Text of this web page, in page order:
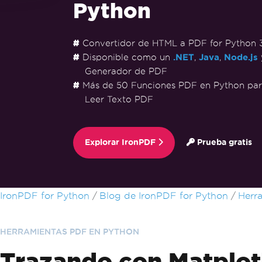
Python
Convertidor de HTML a PDF for Python
Disponible como un .NET, Java, Node.js
Generador de PDF
Más de 50 Funciones PDF en Python
Leer Texto PDF
Explorar IronPDF Prueba gratis
Saltar al pie de página
IronPDF for Python Blog de IronPDF for Python
HERRAMIENTAS PDF EN PYTHON